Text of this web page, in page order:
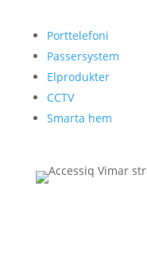
Porttelefoni
Passersystem
Elprodukter
CCTV
Smarta hem